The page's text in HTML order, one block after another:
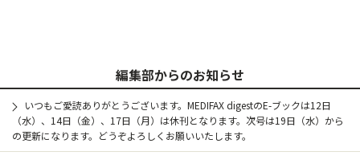
編集部からのお知らせ
いつもご愛読ありがとうございます。MEDIFAX digestのE-ブックは12日
（水）、14日（金）、17日（月）は休刊となります。次号は19日（水）から
の更新になります。どうぞよろしくお願いいたします。